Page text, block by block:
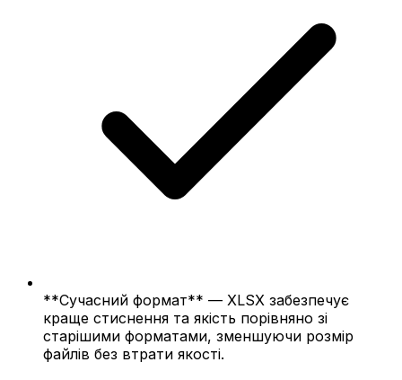
**Сучасний формат** — XLSX забезпечує
краще стиснення та якість порівняно зі
старішими форматами, зменшуючи розмір
файлів без втрати якості.